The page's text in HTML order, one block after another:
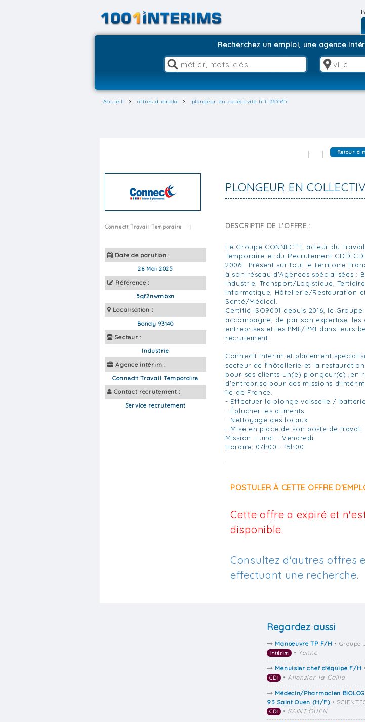
Recherchez un emploi, une agence
Accueil offres-d-emploi plongeur-en-collectivite-h-f-363545
Retour à
PLONGEUR EN
Connectt Travail Temporaire |
Date de parution :
26 Mai 2025
Référence :
5qf2nwmbxn
Localisation :
Bondy 93140
Secteur :
Industrie
Agence intérim :
Connectt Travail Temporaire
Contact recrutement :
Service recrutement
DESCRIPTIF DE L'OFFRE :
Le Groupe CONNECTT, acteur du Travail
Temporaire et du Recrutement CDD-
2006. Présent sur tout le territoire
à son réseau d'Agences spécialisées :
Industrie, Transport/Logistique, Tertiaire,
Informatique, Hôtellerie/Restauration
Santé/Médical.
Certifié ISO9001 depuis 2016, le Groupe
accompagne, de par son expertise, les
entreprises et les PME/PMI dans leurs
recrutement.
Connectt intérim et placement
secteur de l'hôtellerie et la
pour ses clients un(e) plongeur(e) ,en
d'entreprise pour des missions
île de France.
- Effectuer la plonge vaisselle / batterie
- Éplucher les aliments
- Nettoyage des locaux
- Mise en place de son poste de travail
Mission: Lundi - Vendredi
Horaire: 07h00 - 15h00
POSTULER À CETTE OFFRE
Cette offre a expiré et
disponible.
Consultez d'autres offres
effectuant une recherche.
Regardez aussi
Manoeuvre TP F/H • Groupe
Intérim • Yenne
Menuisier chef d'équipe F/H
CDI • Allonzier-la-Caille
Médecin/Pharmacien
93 Saint Ouen (H/F) •
CDI • SAINT OUEN